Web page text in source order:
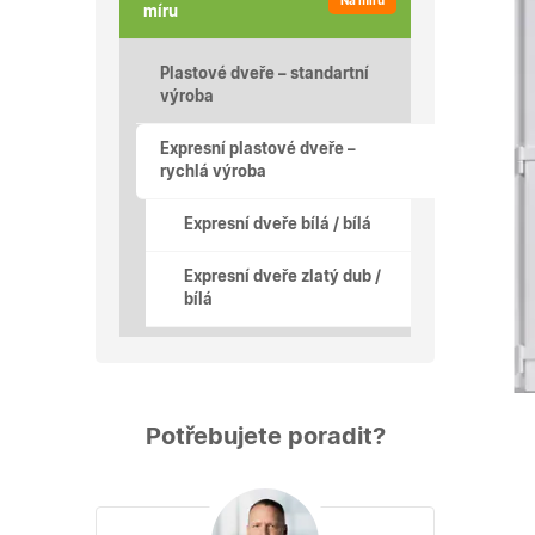
míru
Plastové dveře – standartní
výroba
Expresní plastové dveře –
rychlá výroba
Expresní dveře bílá / bílá
Expresní dveře zlatý dub /
bílá
Potřebujete poradit?